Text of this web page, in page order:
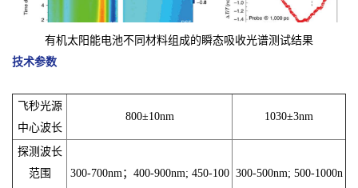
有机太阳能电池不同材料组成的瞬态吸收光谱测试结果
技术参数
飞秒光源
中心波长
800±10nm 1030±3nm
探测波长
范围
300-700nm；400-900nm; 450-100 300-500nm; 500-1000n